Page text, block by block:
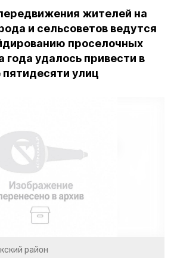
жителей на
и сельсоветов ведутся
проселочных
года удалось привести в
улиц
район